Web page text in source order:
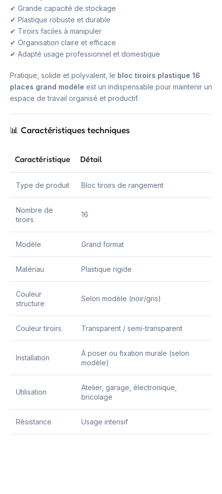
✔ Grande capacité de stockage
✔ Plastique robuste et durable
✔ Tiroirs faciles à manipuler
✔ Organisation claire et efficace
✔ Adapté usage professionnel et domestique
Pratique, solide et polyvalent, le bloc tiroirs plastique 16
places grand modèle est un indispensable pour maintenir un
espace de travail organisé et productif.
📊 Caractéristiques techniques
Caractéristique Détail
Type de produit Bloc tiroirs de rangement
Nombre de
tiroirs
16
Modèle Grand format
Matériau Plastique rigide
Couleur
structure
Selon modèle (noir/gris)
Couleur tiroirs Transparent / semi-transparent
Installation
À poser ou fixation murale (selon
modèle)
Utilisation
Atelier, garage, électronique,
bricolage
Résistance Usage intensif